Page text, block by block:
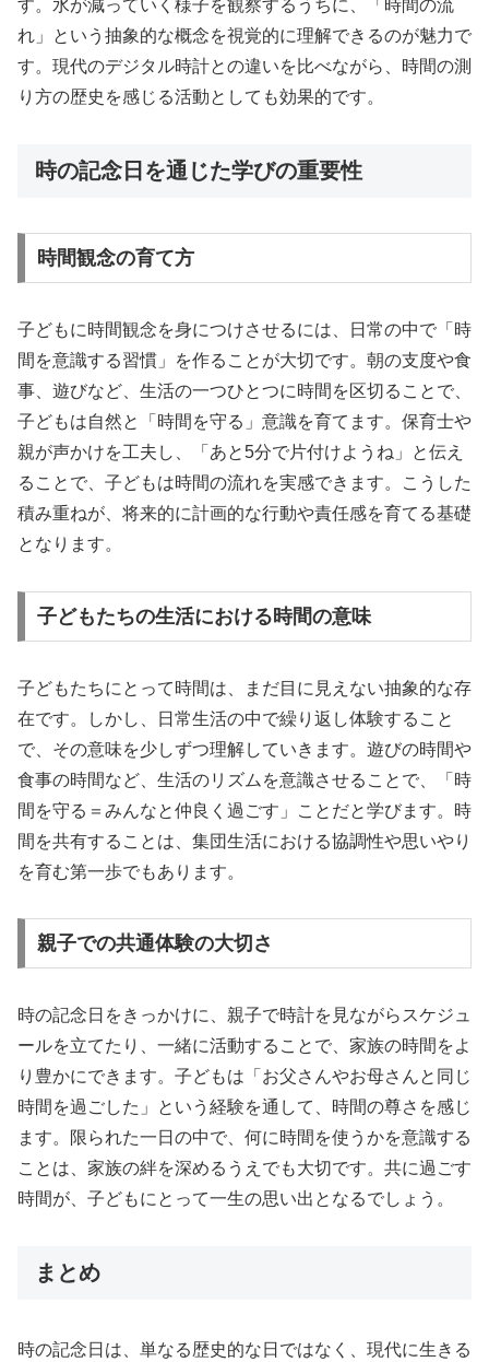
す。水が減っていく様子を観察するうちに、「時間の流
れ」という抽象的な概念を視覚的に理解できるのが魅力で
す。現代のデジタル時計との違いを比べながら、時間の測
り方の歴史を感じる活動としても効果的です。
時の記念日を通じた学びの重要性
時間観念の育て方
子どもに時間観念を身につけさせるには、日常の中で「時
間を意識する習慣」を作ることが大切です。朝の支度や食
事、遊びなど、生活の一つひとつに時間を区切ることで、
子どもは自然と「時間を守る」意識を育てます。保育士や
親が声かけを工夫し、「あと5分で片付けようね」と伝え
ることで、子どもは時間の流れを実感できます。こうした
積み重ねが、将来的に計画的な行動や責任感を育てる基礎
となります。
子どもたちの生活における時間の意味
子どもたちにとって時間は、まだ目に見えない抽象的な存
在です。しかし、日常生活の中で繰り返し体験すること
で、その意味を少しずつ理解していきます。遊びの時間や
食事の時間など、生活のリズムを意識させることで、「時
間を守る＝みんなと仲良く過ごす」ことだと学びます。時
間を共有することは、集団生活における協調性や思いやり
を育む第一歩でもあります。
親子での共通体験の大切さ
時の記念日をきっかけに、親子で時計を見ながらスケジュ
ールを立てたり、一緒に活動することで、家族の時間をよ
り豊かにできます。子どもは「お父さんやお母さんと同じ
時間を過ごした」という経験を通して、時間の尊さを感じ
ます。限られた一日の中で、何に時間を使うかを意識する
ことは、家族の絆を深めるうえでも大切です。共に過ごす
時間が、子どもにとって一生の思い出となるでしょう。
まとめ
時の記念日は、単なる歴史的な日ではなく、現代に生きる